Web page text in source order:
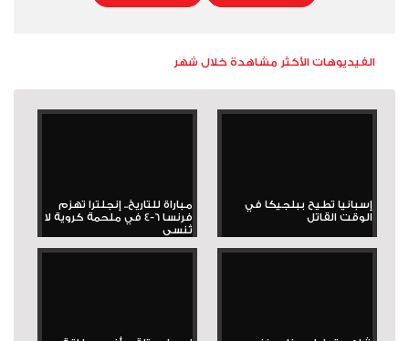
الفيديوهات الأكثر مشاهدة خلال شهر
إسبانيا تطيح ببلجيكا في
الوقت القاتل
مباراة للتاريخ.. إنجلترا تهزم
فرنسا 6-4 في ملحمة كروية لا
تُنسى